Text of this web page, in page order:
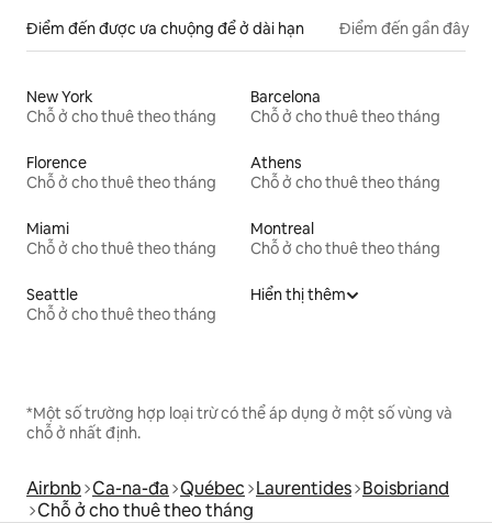
Điểm đến được ưa chuộng để ở dài hạn Điểm đến gần đây
New York
Chỗ ở cho thuê theo tháng
Barcelona
Chỗ ở cho thuê theo tháng
Florence
Chỗ ở cho thuê theo tháng
Athens
Chỗ ở cho thuê theo tháng
Miami
Chỗ ở cho thuê theo tháng
Montreal
Chỗ ở cho thuê theo tháng
Seattle
Chỗ ở cho thuê theo tháng
Hiển thị thêm
*Một số trường hợp loại trừ có thể áp dụng ở một số vùng và
chỗ ở nhất định.
Airbnb Ca-na-đa Québec Laurentides Boisbriand
Chỗ ở cho thuê theo tháng